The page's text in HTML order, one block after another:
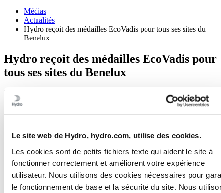
Le site web de Hydro, hydro.com, utilise des cookies.
Les cookies sont de petits fichiers texte qui aident le site à
fonctionner correctement et améliorent votre expérience
utilisateur. Nous utilisons des cookies nécessaires pour
le fonctionnement de base et la sécurité du site. Nous
Médias
Actualités
Hydro reçoit des médailles EcoVadis pour tous ses sites du
Benelux
Hydro reçoit des médailles EcoVadis pour
tous ses sites du Benelux
Les sites Hydro du Benelux ont reçu une médaille d'EcoVadis pour
leurs efforts exceptionnels en matière de durabilité. Cette
reconnaissance nous place parmi les meilleures entreprises
mondiales et confirme l’engagement d’Hydro en faveur d’un
entrepreneuriat responsable et durable.